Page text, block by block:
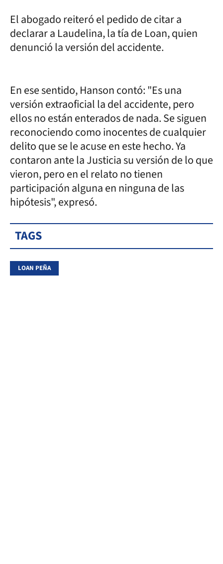
El abogado reiteró el pedido de citar a
declarar a Laudelina, la tía de Loan, quien
denunció la versión del accidente.
En ese sentido, Hanson contó: "Es una
versión extraoficial la del accidente, pero
ellos no están enterados de nada. Se siguen
reconociendo como inocentes de cualquier
delito que se le acuse en este hecho. Ya
contaron ante la Justicia su versión de lo que
vieron, pero en el relato no tienen
participación alguna en ninguna de las
hipótesis", expresó.
TAGS
LOAN PEÑA